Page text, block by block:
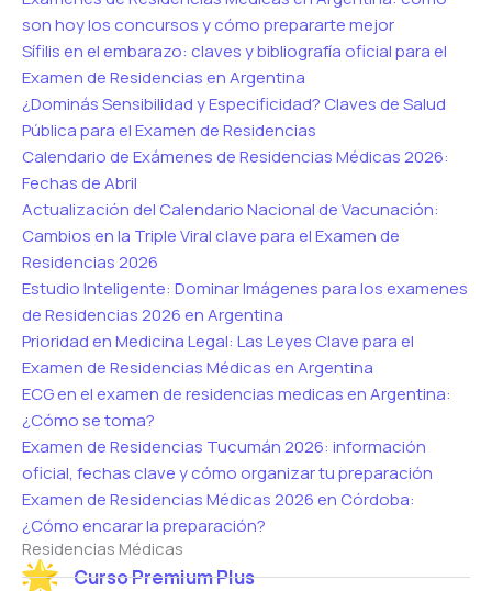
son hoy los concursos y cómo prepararte mejor
Sífilis en el embarazo: claves y bibliografía oficial para el
Examen de Residencias en Argentina
¿Dominás Sensibilidad y Especificidad? Claves de Salud
Pública para el Examen de Residencias
Calendario de Exámenes de Residencias Médicas 2026:
Fechas de Abril
Actualización del Calendario Nacional de Vacunación:
Cambios en la Triple Viral clave para el Examen de
Residencias 2026
Estudio Inteligente: Dominar Imágenes para los examenes
de Residencias 2026 en Argentina
Prioridad en Medicina Legal: Las Leyes Clave para el
Examen de Residencias Médicas en Argentina
ECG en el examen de residencias medicas en Argentina:
¿Cómo se toma?
Examen de Residencias Tucumán 2026: información
oficial, fechas clave y cómo organizar tu preparación
Examen de Residencias Médicas 2026 en Córdoba:
¿Cómo encarar la preparación?
Residencias Médicas
Curso Premium Plus